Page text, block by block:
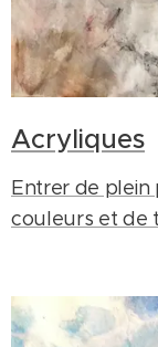
Acryliques
Entrer de plein
couleurs et de